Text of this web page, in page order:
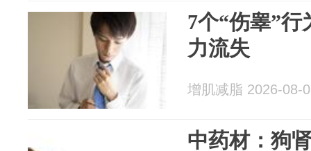
7个“伤睾”
力流失
增肌减脂 2026-08-
中药材：狗